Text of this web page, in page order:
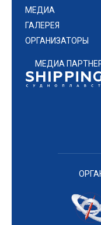
МЕДИА
ГАЛЕРЕЯ
ОРГАНИЗАТОРЫ
МЕДИА